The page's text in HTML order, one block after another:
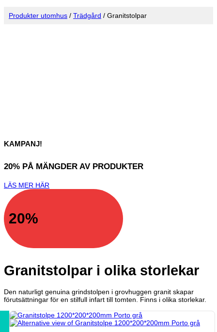
Produkter utomhus / Trädgård / Granitstolpar
KAMPANJ!
20% PÅ MÄNGDER AV PRODUKTER
LÄS MER HÄR
20%
Granitstolpar i olika storlekar
Den naturligt genuina grindstolpen i grovhuggen granit skapar
förutsättningar för en stilfull infart till tomten. Finns i olika storlekar.